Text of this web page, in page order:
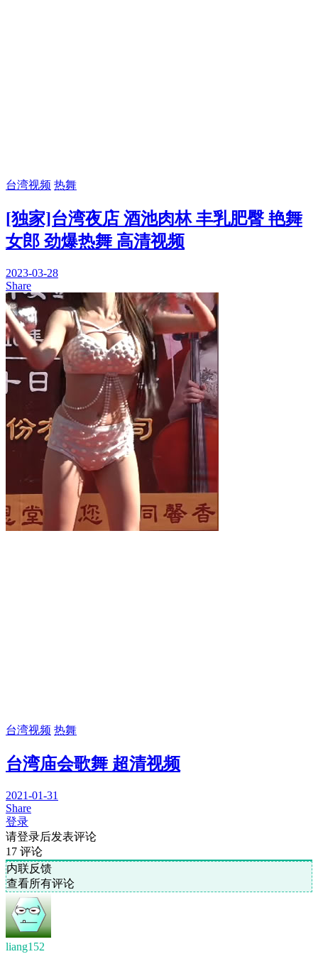
台湾视频 热舞
[独家]台湾夜店 酒池肉林 丰乳肥臀 艳舞
女郎 劲爆热舞 高清视频
2023-03-28
Share
台湾视频 热舞
台湾庙会歌舞 超清视频
2021-01-31
Share
登录
请登录后发表评论
17 评论
内联反馈
查看所有评论
liang152